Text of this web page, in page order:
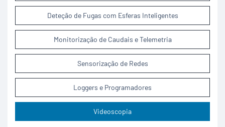
Deteção de Fugas com Esferas Inteligentes
Monitorização de Caudais e Telemetria
Sensorização de Redes
Loggers e Programadores
Videoscopia